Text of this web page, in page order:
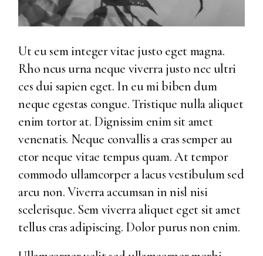
Ut eu sem integer vitae justo eget magna.
Rho ncus urna neque viverra justo nec ultri
ces dui sapien eget. In eu mi biben dum
neque egestas congue. Tristique nulla aliquet
enim tortor at. Dignissim enim sit amet
venenatis. Neque convallis a cras semper au
ctor neque vitae tempus quam. At tempor
commodo ullamcorper a lacus vestibulum sed
arcu non. Viverra accumsan in nisl nisi
scelerisque. Sem viverra aliquet eget sit amet
tellus cras adipiscing. Dolor purus non enim.